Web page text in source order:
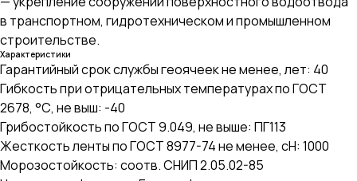
в транспортном, гидротехническом и промышленном
строительстве.
Характеристики
Гарантийный срок службы геоячеек не менее, лет: 40
Гибкость при отрицательных температурах по ГОСТ
2678, °С, не выш: -40
Грибостойкость по ГОСТ 9.049, не выше: ПГ113
Жесткость ленты по ГОСТ 8977-74 не менее, сН: 1000
Морозостойкость: соотв. СНИП 2.05.02-85